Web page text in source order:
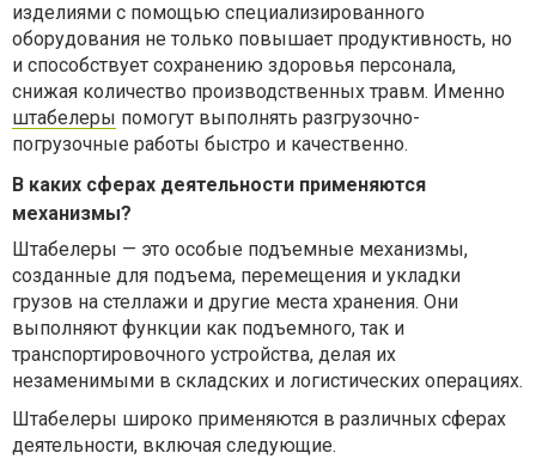
изделиями с помощью специализированного
оборудования не только повышает продуктивность, но
и способствует сохранению здоровья персонала,
снижая количество производственных травм. Именно
штабелеры помогут выполнять разгрузочно-
погрузочные работы быстро и качественно.
В каких сферах деятельности применяются
механизмы?
Штабелеры — это особые подъемные механизмы,
созданные для подъема, перемещения и укладки
грузов на стеллажи и другие места хранения. Они
выполняют функции как подъемного, так и
транспортировочного устройства, делая их
незаменимыми в складских и логистических операциях.
Штабелеры широко применяются в различных сферах
деятельности, включая следующие.